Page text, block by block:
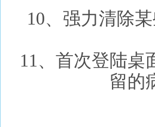
10、强力清除
11、首次登陆桌
留的